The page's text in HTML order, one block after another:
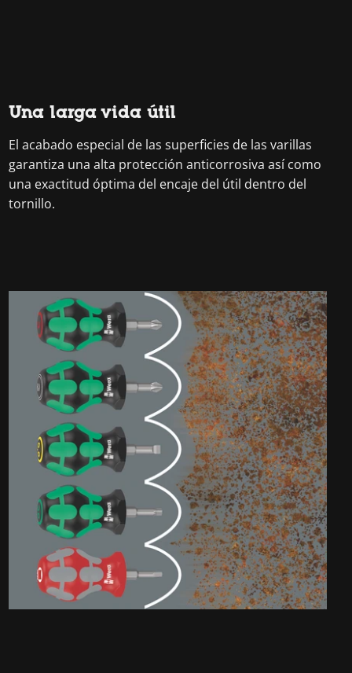
Una larga vida útil
El acabado especial de las superficies de las varillas
garantiza una alta protección anticorrosiva así como
una exactitud óptima del encaje del útil dentro del
tornillo.